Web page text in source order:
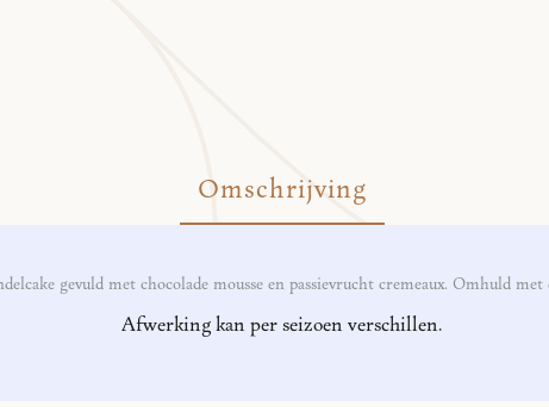
Omschrijving
gevuld met chocolade mousse en passievrucht cremeaux. Omhuld met
Afwerking kan per seizoen verschillen.